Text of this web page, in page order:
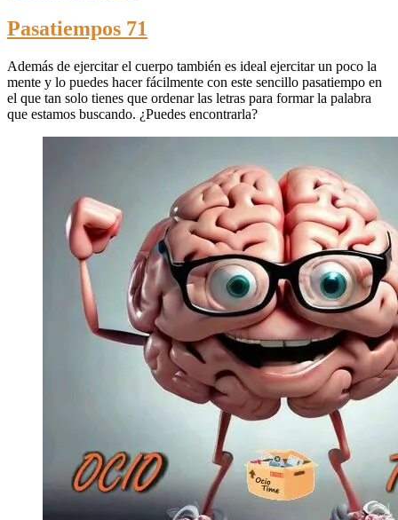
Pasatiempos 71
Además de ejercitar el cuerpo también es ideal ejercitar un poco la
mente y lo puedes hacer fácilmente con este sencillo pasatiempo en
el que tan solo tienes que ordenar las letras para formar la palabra
que estamos buscando. ¿Puedes encontrarla?